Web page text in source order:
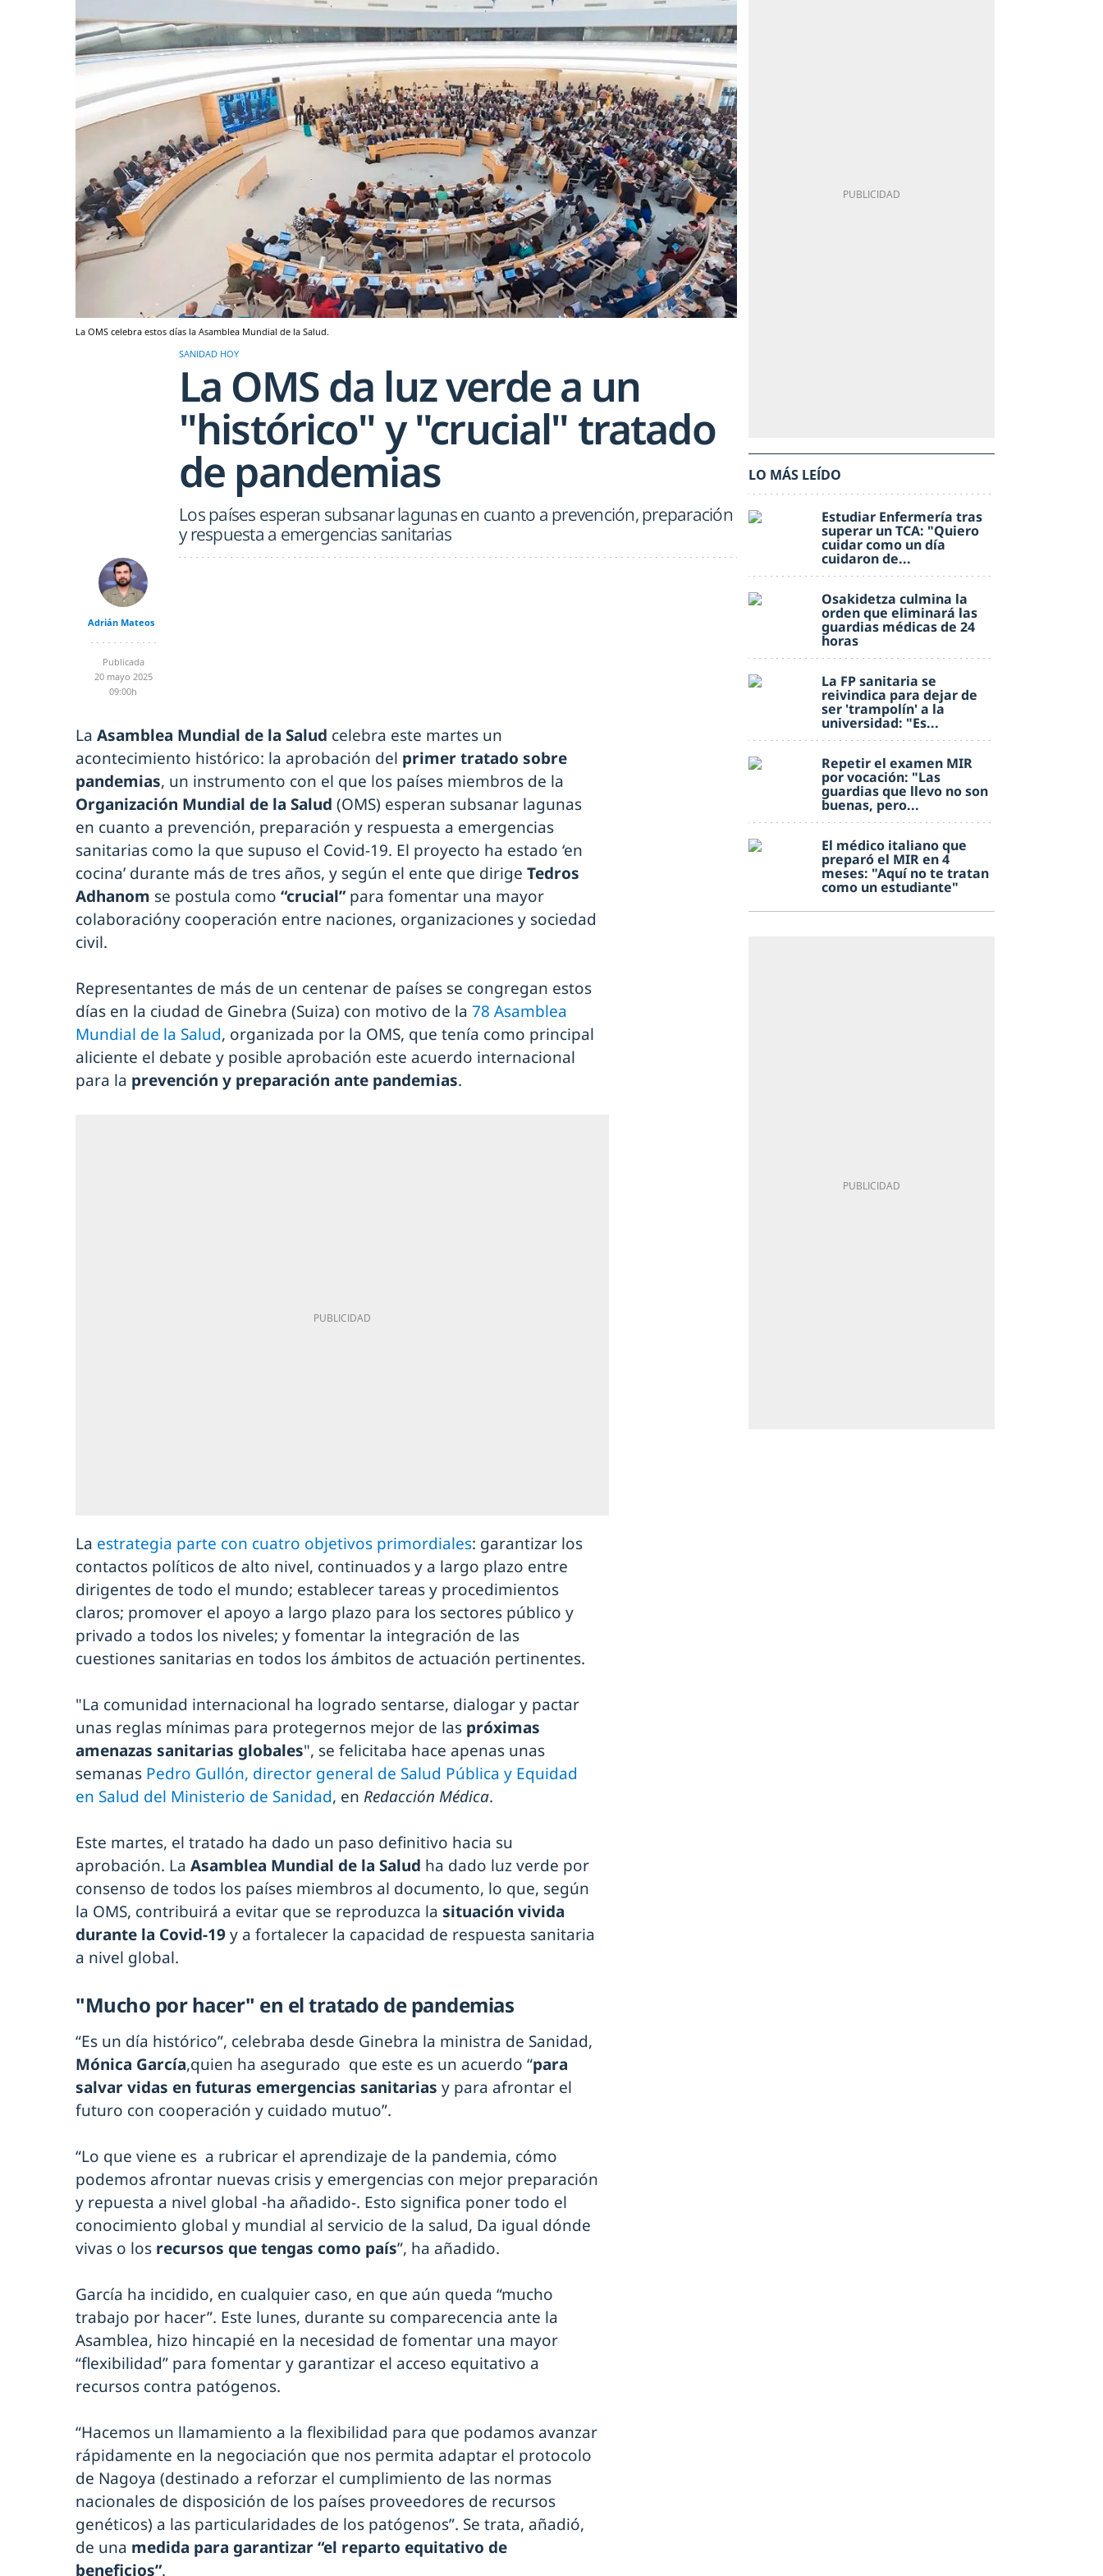
La OMS celebra estos días la Asamblea Mundial de la Salud.
SANIDAD HOY
La OMS da luz verde a un
"histórico" y "crucial" tratado
de pandemias
Los países esperan subsanar lagunas en cuanto a prevención, preparación
y respuesta a emergencias sanitarias
Adrián Mateos
Publicada
20 mayo 2025
09:00h
La Asamblea Mundial de la Salud celebra este martes un
acontecimiento histórico: la aprobación del primer tratado sobre
pandemias, un instrumento con el que los países miembros de la
Organización Mundial de la Salud (OMS) esperan subsanar lagunas
en cuanto a prevención, preparación y respuesta a emergencias
sanitarias como la que supuso el Covid-19. El proyecto ha estado ‘en
cocina’ durante más de tres años, y según el ente que dirige Tedros
Adhanom se postula como “crucial” para fomentar una mayor
colaboracióny cooperación entre naciones, organizaciones y sociedad
civil.
Representantes de más de un centenar de países se congregan estos
días en la ciudad de Ginebra (Suiza) con motivo de la 78 Asamblea
Mundial de la Salud, organizada por la OMS, que tenía como principal
aliciente el debate y posible aprobación este acuerdo internacional
para la prevención y preparación ante pandemias.
La estrategia parte con cuatro objetivos primordiales: garantizar los
contactos políticos de alto nivel, continuados y a largo plazo entre
dirigentes de todo el mundo; establecer tareas y procedimientos
claros; promover el apoyo a largo plazo para los sectores público y
privado a todos los niveles; y fomentar la integración de las
cuestiones sanitarias en todos los ámbitos de actuación pertinentes.
"La comunidad internacional ha logrado sentarse, dialogar y pactar
unas reglas mínimas para protegernos mejor de las próximas
amenazas sanitarias globales", se felicitaba hace apenas unas
semanas Pedro Gullón, director general de Salud Pública y Equidad
en Salud del Ministerio de Sanidad, en Redacción Médica.
Este martes, el tratado ha dado un paso definitivo hacia su
aprobación. La Asamblea Mundial de la Salud ha dado luz verde por
consenso de todos los países miembros al documento, lo que, según
la OMS, contribuirá a evitar que se reproduzca la situación vivida
durante la Covid-19y a fortalecer la capacidad de respuesta sanitaria
a nivel global.
"Mucho por hacer" en el tratado de pandemias
“Es un día histórico”, celebraba desde Ginebra la ministra de Sanidad,
Mónica García,quien ha asegurado que este es un acuerdo “para
salvar vidas en futuras emergencias sanitarias y para afrontar el
futuro con cooperación y cuidado mutuo”.
“Lo que viene es a rubricar el aprendizaje de la pandemia, cómo
podemos afrontar nuevas crisis y emergencias con mejor preparación
y repuesta a nivel global -ha añadido-. Esto significa poner todo el
conocimiento global y mundial al servicio de la salud, Da igual dónde
vivas o los recursos que tengas como país”, ha añadido.
García ha incidido, en cualquier caso, en que aún queda “mucho
trabajo por hacer”. Este lunes, durante su comparecencia ante la
Asamblea, hizo hincapié en la necesidad de fomentar una mayor
“flexibilidad” para fomentar y garantizar el acceso equitativo a
recursos contra patógenos.
“Hacemos un llamamiento a la flexibilidad para que podamos avanzar
rápidamente en la negociación que nos permita adaptar el protocolo
de Nagoya (destinado a reforzar el cumplimiento de las normas
nacionales de disposición de los países proveedores de recursos
genéticos) a las particularidades de los patógenos”. Se trata, añadió,
de una medida para garantizar “el reparto equitativo de
beneficios”.
LO MÁS LEÍDO
Estudiar Enfermería tras
superar un TCA: "Quiero
cuidar como un día
cuidaron de...
Osakidetza culmina la
orden que eliminará las
guardias médicas de 24
horas
La FP sanitaria se
reivindica para dejar de
ser 'trampolín' a la
universidad: "Es...
Repetir el examen MIR
por vocación: "Las
guardias que llevo no son
buenas, pero...
El médico italiano que
preparó el MIR en 4
meses: "Aquí no te tratan
como un estudiante"